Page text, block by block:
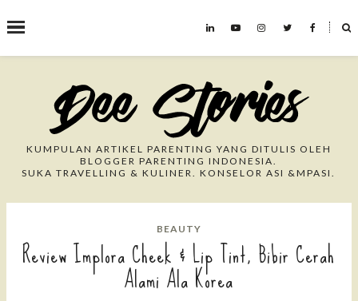
˟
Search This Blog
KUMPULAN ARTIKEL PARENTING YANG DITULIS OLEH
BLOGGER PARENTING INDONESIA.
SUKA TRAVELLING & KULINER. KONSELOR ASI &MPASI.
BEAUTY
Review Implora Cheek & Lip Tint, Bibir Cerah
Alami Ala Korea